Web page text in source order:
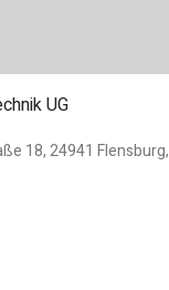
UG
18, 24941